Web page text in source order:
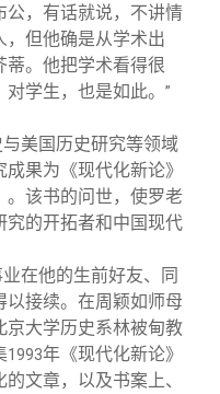
公，有话就说，不讲情
，但他确是从学术出
蒂。他把学术看得很
学生，也是如此。 ”
美国历史研究等领域
果为《现代化新论》
。该书的问世，使罗老
究的开拓者和中国现代
在他的生前好友、同
接续。在周颖如师母
京大学历史系林被甸教
1993年《现代化新论》
文章，以及书案上、